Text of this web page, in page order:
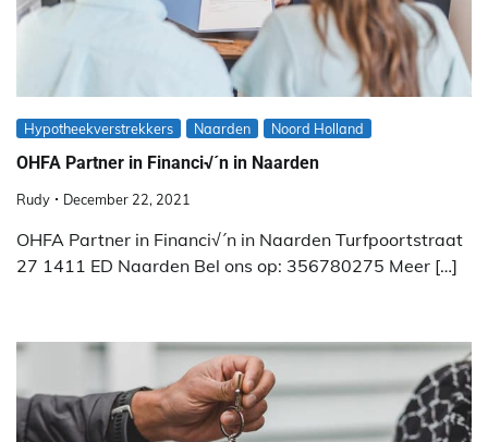
Hypotheekverstrekkers Naarden Noord Holland
OHFA Partner in Financi√´n in Naarden
Rudy December 22, 2021
OHFA Partner in Financi√´n in Naarden Turfpoortstraat
27 1411 ED Naarden Bel ons op: 356780275 Meer […]